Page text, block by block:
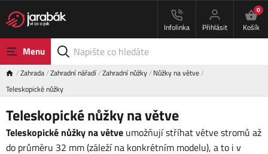
Infolinka Přihlásit
0
Košík
Menu
Zahrada Zahradní nářadí Zahradní nůžky Nůžky na větve
Teleskopické nůžky
Teleskopické nůžky na větve
Teleskopické nůžky na větve umožňují stříhat větve stromů až
do průměru 32 mm (záleží na konkrétním modelu), a to i v